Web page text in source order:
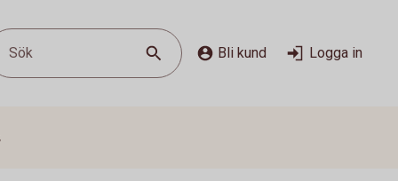
Sök Bli kund Logga in